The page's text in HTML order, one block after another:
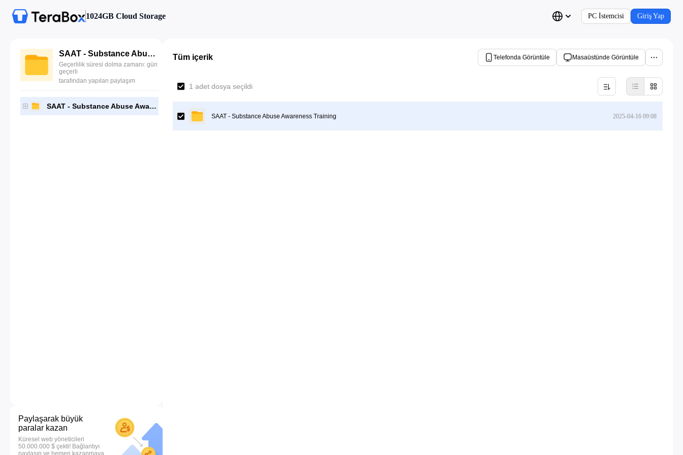
1024GB Cloud Storage PC İstemcisi Giriş Yap
SAAT - Substance Abuse Awareness Training
Geçerlilik süresi dolma zamanı: gün
geçerli
tarafından yapılan paylaşım
SAAT - Substance Abuse Awareness Training
Paylaşarak büyük
paralar kazan
Küresel web yöneticileri
50.000.000 $ çekti! Bağlantıyı
paylaşın ve hemen kazanmaya
Tüm içerik Telefonda Görüntüle Masaüstünde Görüntüle
1 adet dosya seçildi
SAAT - Substance Abuse Awareness Training 2025-04-16 09:08